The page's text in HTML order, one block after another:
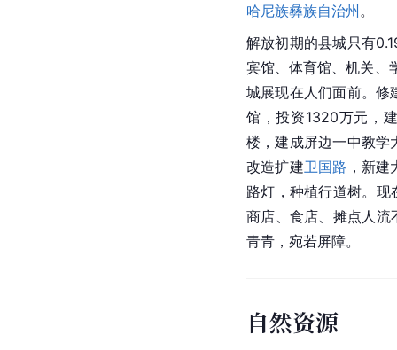
哈尼族彝族自治州 。
解放初期的县城只有
宾馆、体育馆、机关、
城展现在人们面前。修
馆，投资1320万元，
楼，建成屏边一中教
改造扩建卫国路 ，新建
路灯，种植行道树。现
商店、食店、摊点人流
青青，宛若屏障。
自然资源